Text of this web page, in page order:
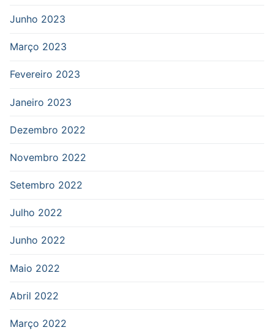
Junho 2023
Março 2023
Fevereiro 2023
Janeiro 2023
Dezembro 2022
Novembro 2022
Setembro 2022
Julho 2022
Junho 2022
Maio 2022
Abril 2022
Março 2022